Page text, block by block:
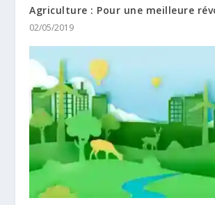
Agriculture : Pour une meilleure
02/05/2019